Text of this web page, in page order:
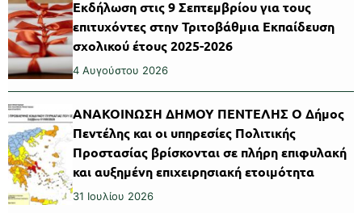
Εκδήλωση στις 9 Σεπτεμβρίου για τους
επιτυχόντες στην Τριτοβάθμια Εκπαίδευση
σχολικού έτους 2025-2026
4 Αυγούστου 2026
ΑΝΑΚΟΙΝΩΣΗ ΔΗΜΟΥ ΠΕΝΤΕΛΗΣ Ο Δήμος
Πεντέλης και οι υπηρεσίες Πολιτικής
Προστασίας βρίσκονται σε πλήρη επιφυλακή
και αυξημένη επιχειρησιακή ετοιμότητα
31 Ιουλίου 2026